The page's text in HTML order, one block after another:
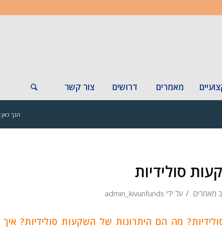
מאמרים דרושים צור קשר
הנך כאן:
סולידיות
ב מאמרים / על ידי admin_kivunfunds
מה הם היתרונות של השקעות סולידיות? איך